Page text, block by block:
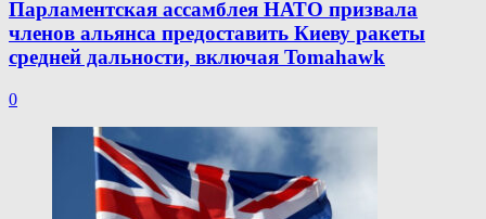
Парламентская ассамблея НАТО призвала
членов альянса предоставить Киеву ракеты
средней дальности, включая Tomahawk
0